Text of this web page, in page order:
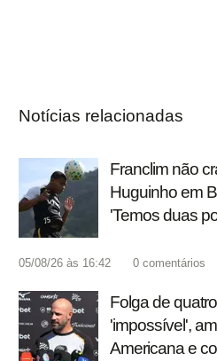
Notícias relacionadas
Franclim não
Huguinho em
'Temos duas
05/08/26 às 16:42 0 comentários
Folga de
'impossível',
Americana e